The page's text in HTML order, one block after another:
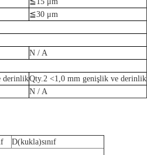
≦30 μm
N / A
derinlikQty.2 <1,0 mm genişlik ve derinlik
N / A
D(kukla)sınıf